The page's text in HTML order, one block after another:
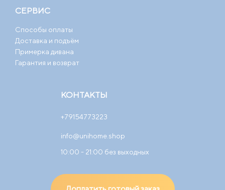
СЕРВИС
Способы оплаты
Доставка и подъём
Примерка дивана
Гарантия и возврат
КОНТАКТЫ
+79154773223
info@unihome.shop
10:00 - 21:00 без выходных